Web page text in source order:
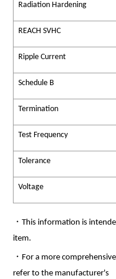
Radiation Hardening
REACH SVHC
Ripple Current
Schedule B
Termination
Test Frequency
Tolerance
Voltage
・This information is
item.
・For a more
refer to the manufacturer's